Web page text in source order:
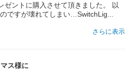
ゼントに購入させて頂きました。 以
ですが壊れてしまい…SwitchLig
さらに表示
ス様に